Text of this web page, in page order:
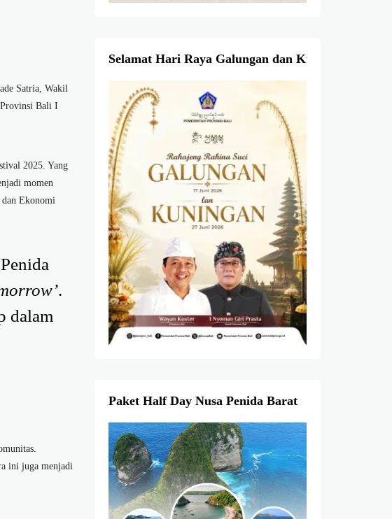
Satria, Wakil
Bali I
2025. Yang
momen
Ekonomi
.
dalam
ini juga menjadi
Selamat Hari Raya Galungan dan Kuningan
Paket Half Day Nusa Penida Barat